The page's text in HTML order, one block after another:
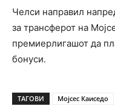
Челси направил
за трансферот на
премиерлигашот да
бонуси.
ТАГОВИ Мојсес Каиседо